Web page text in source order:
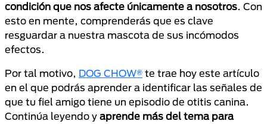
condición que nos afecte únicamente a nosotros. Con
esto en mente, comprenderás que es clave
resguardar a nuestra mascota de sus incómodos
efectos.
Por tal motivo, DOG CHOW® te trae hoy este artículo
en el que podrás aprender a identificar las señales de
que tu fiel amigo tiene un episodio de otitis canina.
Continúa leyendo y aprende más del tema para